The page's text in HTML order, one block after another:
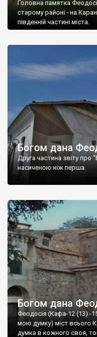
Головна памятка
старому районі - на
південній частині міста.
Богом дана
Друга частина звіту
насиченою ніж перша.
Богом дана
Феодосія (Кафа-12 (13) -
мою думку) міст всього
думка в кожного своя,